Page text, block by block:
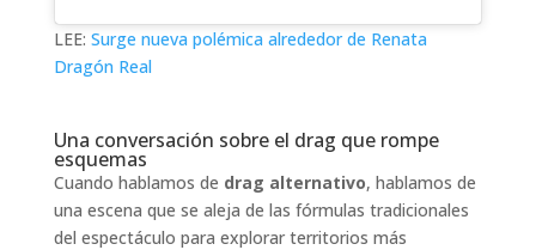
LEE: Surge nueva polémica alrededor de Renata
Dragón Real
Una conversación sobre el drag que rompe
esquemas
Cuando hablamos de drag alternativo, hablamos de
una escena que se aleja de las fórmulas tradicionales
del espectáculo para explorar territorios más